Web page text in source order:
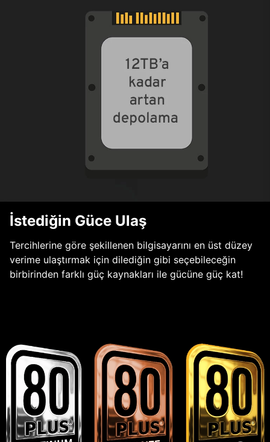
İstediğin Güce Ulaş
Tercihlerine göre şekillenen bilgisayarını en üst düzey
verime ulaştırmak için dilediğin gibi seçebileceğin
birbirinden farklı güç kaynakları ile gücüne güç kat!